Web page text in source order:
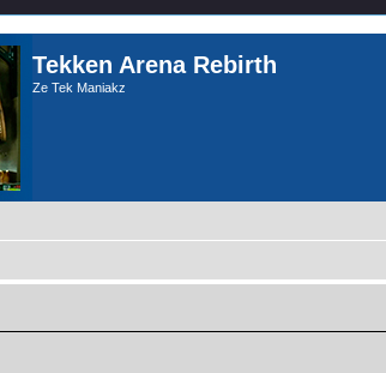
Tekken Arena Rebirth
Ze Tek Maniakz